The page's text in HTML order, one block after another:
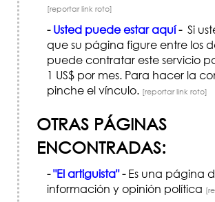
[reportar link roto]
- Usted puede estar aquí-Si
que su página figure entre los
puede contratar este servicio
1 US$ por mes. Para hacer la
pinche el vínculo. [reportar link roto]
OTRAS PÁGINAS
ENCONTRADAS:
-"El artiguista"-Es una página
información y opinión política